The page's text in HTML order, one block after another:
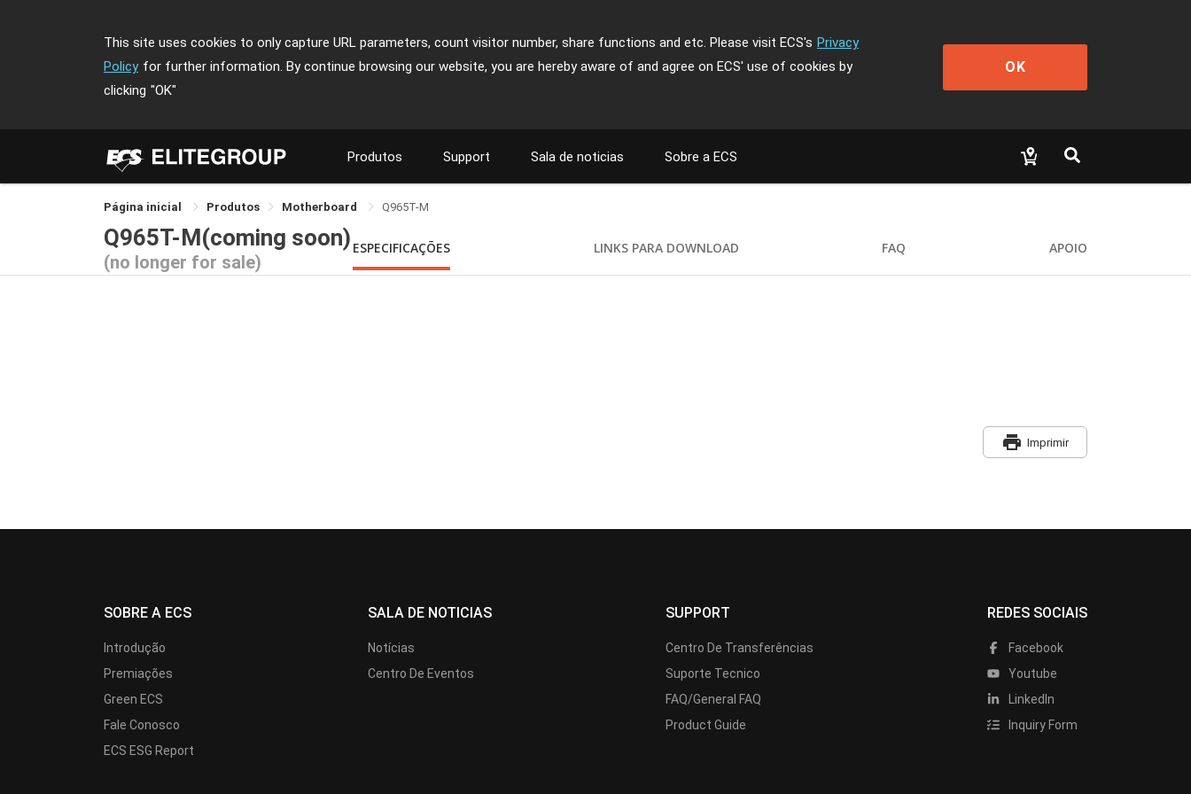
This site uses cookies to only capture URL parameters, count visitor number, share functions and etc. Please visit ECS's Privacy
Policy for further information. By continue browsing our website, you are hereby aware of and agree on ECS' use of cookies by
clicking "OK"
OK
Produtos Support Sala de noticias Sobre a ECS
Página inicial Produtos Motherboard Q965T-M
Q965T-M(coming soon)
(no longer for sale)
ESPECIFICAÇÕES LINKS PARA DOWNLOAD FAQ APOIO
print Imprimir
SOBRE A ECS
Introdução
Premiações
Green ECS
Fale Conosco
ECS ESG Report
SALA DE NOTICIAS
Notícias
Centro De Eventos
SUPPORT
Centro De Transferências
Suporte Tecnico
FAQ/General FAQ
Product Guide
REDES SOCIAIS
Facebook
Youtube
LinkedIn
Inquiry Form